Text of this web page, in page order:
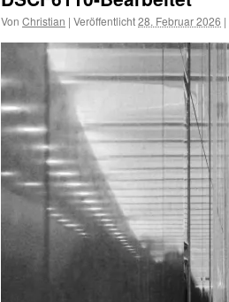
Von Christian | Veröffentlicht28. Februar 2026 |